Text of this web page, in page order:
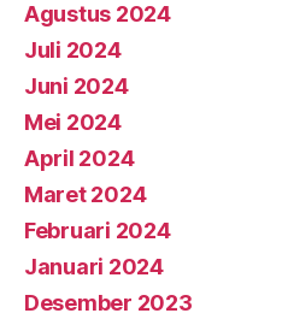
Agustus 2024
Juli 2024
Juni 2024
Mei 2024
April 2024
Maret 2024
Februari 2024
Januari 2024
Desember 2023